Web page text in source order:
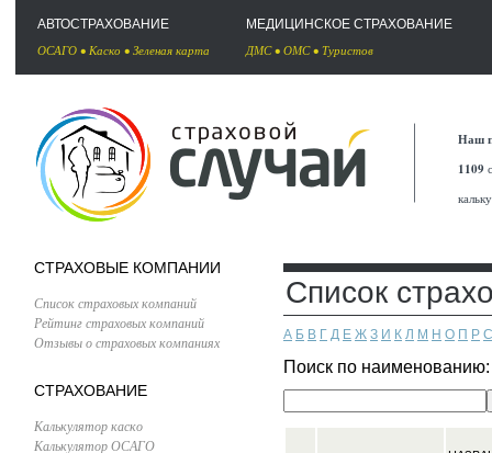
АВТОСТРАХОВАНИЕ
ОСАГО • Каско • Зеленая карта
МЕДИЦИНСКОЕ СТРАХОВАНИЕ
ДМС• ОМС• Туристов
Наш
1109
СТРАХОВЫЕ КОМПАНИИ
Список страховых компаний
Рейтинг страховых компаний
Отзывы о страховых компаниях
СТРАХОВАНИЕ
Калькулятор каско
Калькулятор ОСАГО
Список
А Б В Г Д Е Ж З И К Л М Н О П Р С
Поиск по